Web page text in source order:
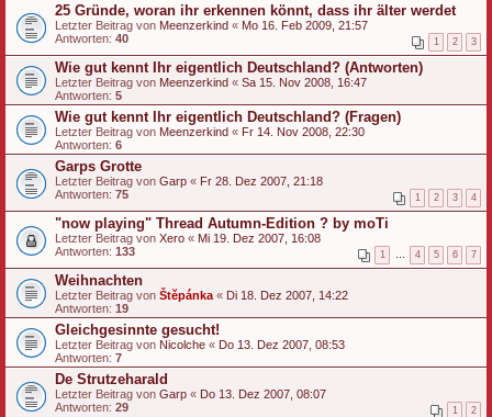
25 Gründe, woran ihr erkennen könnt, dass ihr älter werdet
Letzter Beitrag von Meenzerkind « Mo 16. Feb 2009, 21:57
Antworten: 40 1 2 3
Wie gut kennt Ihr eigentlich Deutschland? (Antworten)
Letzter Beitrag von Meenzerkind « Sa 15. Nov 2008, 16:47
Antworten: 5
Wie gut kennt Ihr eigentlich Deutschland? (Fragen)
Letzter Beitrag von Meenzerkind « Fr 14. Nov 2008, 22:30
Antworten: 6
Garps Grotte
Letzter Beitrag von Garp « Fr 28. Dez 2007, 21:18
Antworten: 75 1 2 3 4
"now playing" Thread Autumn-Edition ? by moTi
Letzter Beitrag von Xero « Mi 19. Dez 2007, 16:08
Antworten: 133 1 4 5 6 7
Weihnachten
Letzter Beitrag von Štěpánka « Di 18. Dez 2007, 14:22
Antworten: 19
Gleichgesinnte gesucht!
Letzter Beitrag von Nicolche « Do 13. Dez 2007, 08:53
Antworten: 7
De Strutzeharald
Letzter Beitrag von Garp « Do 13. Dez 2007, 08:07
Antworten: 29 1 2